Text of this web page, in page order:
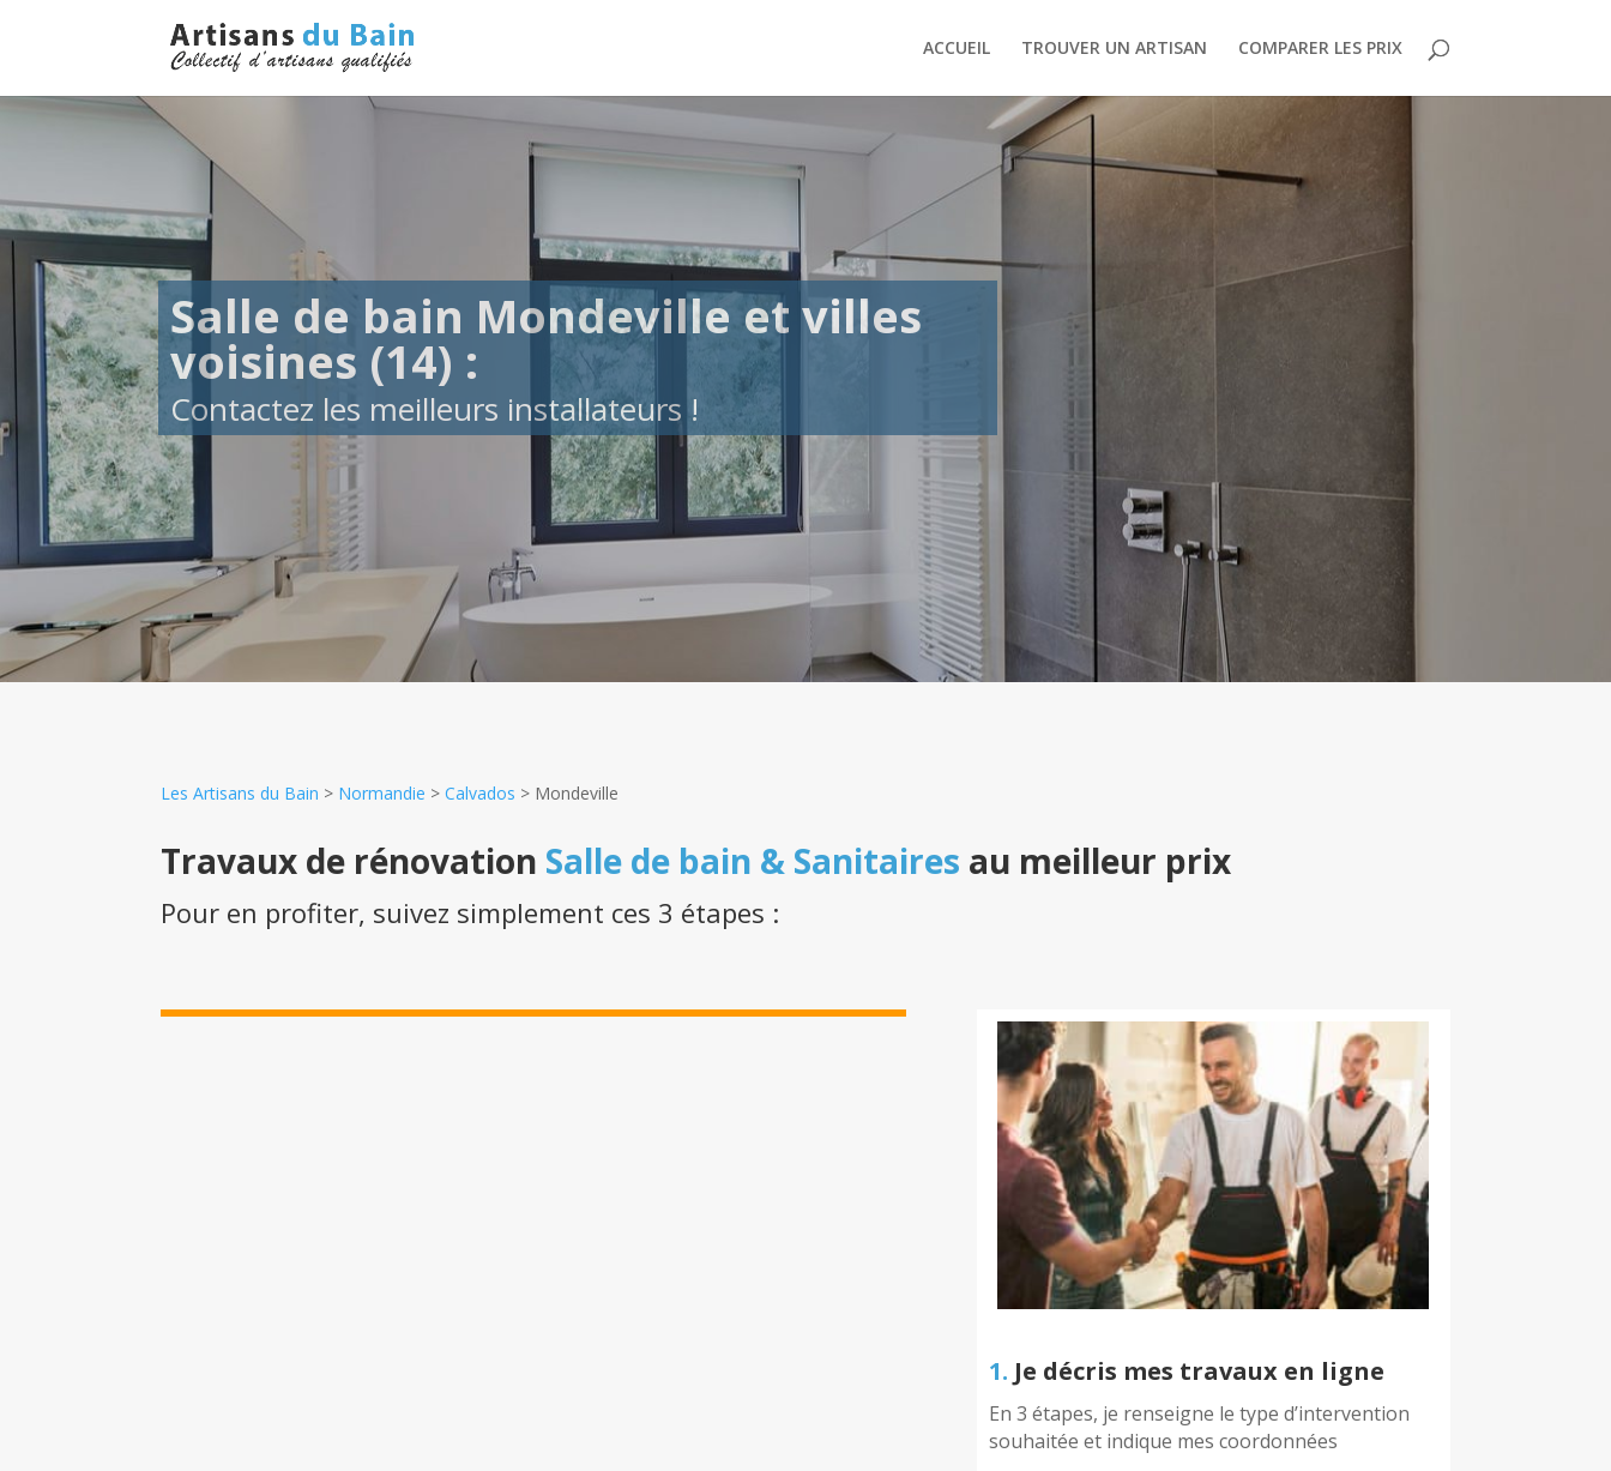
ACCUEIL TROUVER UN ARTISAN COMPARER LES PRIX
Salle de bain Mondeville et villes
voisines (14) :
Contactez les meilleurs installateurs !
Les Artisans du Bain > Normandie >Calvados > Mondeville
Travaux de rénovation Salle de bain & Sanitaires au meilleur prix
Pour en profiter, suivez simplement ces 3 étapes :
1. Je décris mes travaux en ligne
En 3 étapes, je renseigne le type d’intervention
souhaitée et indique mes coordonnées